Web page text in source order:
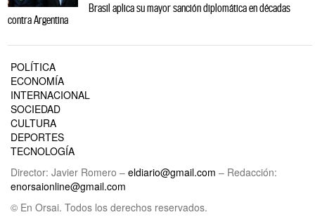
Brasil aplica su mayor sanción diplomática en décadas
contra Argentina
POLÍTICA
ECONOMÍA
INTERNACIONAL
SOCIEDAD
CULTURA
DEPORTES
TECNOLOGÍA
Director: Javier Romero – eldiario@gmail.com – Redacción:
enorsaionline@gmail.com
© En Orsai. Todos los derechos reservados.